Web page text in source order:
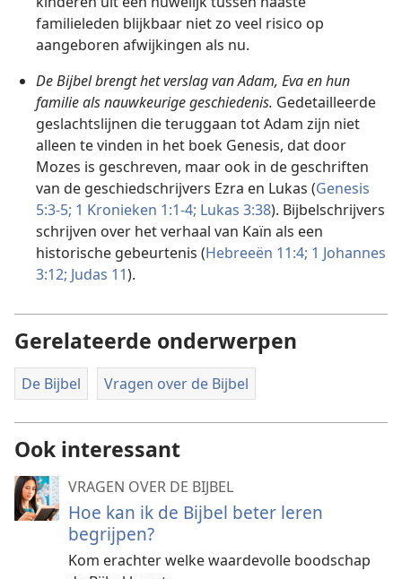
familieleden blijkbaar niet zo veel risico op
aangeboren afwijkingen als nu.
De Bijbel brengt het verslag van Adam, Eva en hun
familie als nauwkeurige geschiedenis. Gedetailleerde
geslachtslijnen die teruggaan tot Adam zijn niet
alleen te vinden in het boek Genesis, dat door
Mozes is geschreven, maar ook in de geschriften
van de geschiedschrijvers Ezra en Lukas (Genesis
5:3-5; 1 Kronieken 1:1-4; Lukas 3:38). Bijbelschrijvers
schrijven over het verhaal van Kaïn als een
historische gebeurtenis (Hebreeën 11:4; 1 Johannes
3:12; Judas 11).
Gerelateerde onderwerpen
De Bijbel Vragen over de Bijbel
Ook interessant
VRAGEN OVER DE BIJBEL
Hoe kan ik de Bijbel beter leren
begrijpen?
Kom erachter welke waardevolle boodschap